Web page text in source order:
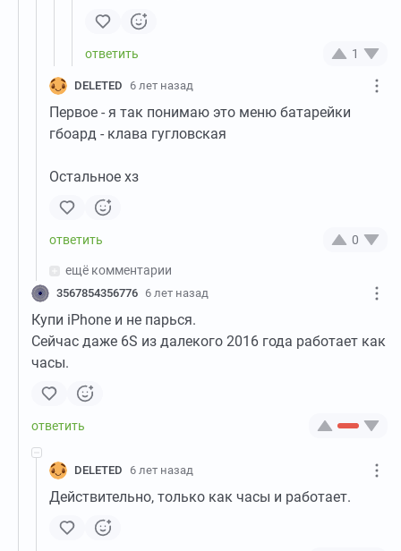
1
DELETED 6 лет назад
Первое - я так понимаю это меню батарейки
гбоард - клава гугловская
Остальное хз
0
ещё комментарии
3567854356776 6 лет назад
Купи iPhone и не парься.
Сейчас даже 6S из далекого 2016 года работает как
часы.
DELETED 6 лет назад
Действительно, только как часы и работает.